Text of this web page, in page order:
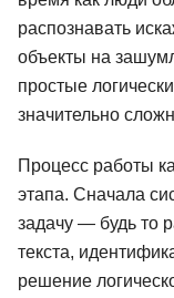
распознавать
объекты на
простые
значительно
Процесс работы
этапа. Сначала
задачу — будь то
текста,
решение